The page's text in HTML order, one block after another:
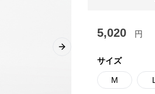
Next slide
5,020 円
サイズ
M L